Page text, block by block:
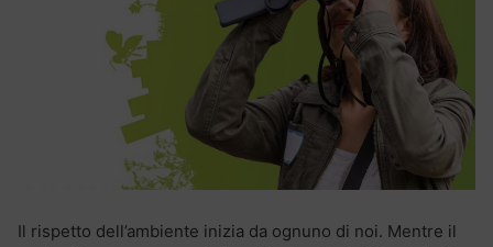
Il rispetto dell’ambiente inizia da ognuno di noi. Mentre il